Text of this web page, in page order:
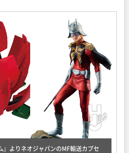
』よりネオジャパンのMF輸送カプセ